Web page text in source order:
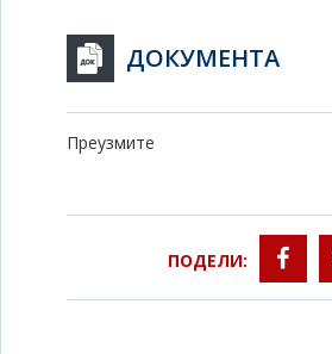
ДОКУМЕНТА
Преузмите
ПОДЕЛИ: